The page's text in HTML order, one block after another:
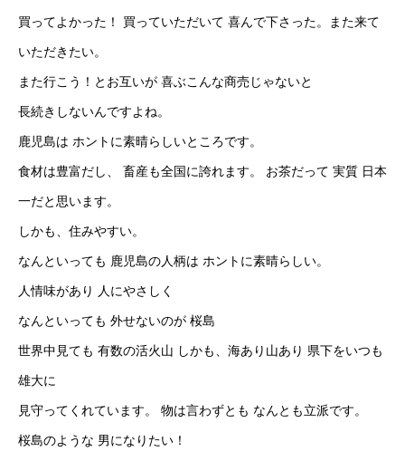
買ってよかった！ 買っていただいて 喜んで下さった。また来て
いただきたい。
また行こう！とお互いが 喜ぶこんな商売じゃないと
長続きしないんですよね。
鹿児島は ホントに素晴らしいところです。
食材は豊富だし、 畜産も全国に誇れます。 お茶だって 実質 日本
一だと思います。
しかも、住みやすい。
なんといっても 鹿児島の人柄は ホントに素晴らしい。
人情味があり 人にやさしく
なんといっても 外せないのが 桜島
世界中見ても 有数の活火山 しかも、海あり山あり 県下をいつも
雄大に
見守ってくれています。 物は言わずとも なんとも立派です。
桜島のような 男になりたい！